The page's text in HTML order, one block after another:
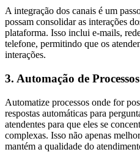
A integração dos canais é um
possam consolidar as interações
plataforma. Isso inclui e-mails,
telefone, permitindo que os
interações.
3. Automação de Processos
Automatize processos onde for
respostas automáticas para
atendentes para que eles se
complexas. Isso não apenas
mantém a qualidade do